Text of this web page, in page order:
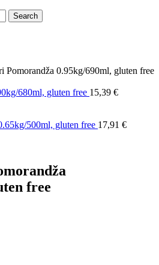
Search
Pomorandža 0.95kg/690ml, gluten free
680ml, gluten free 15,39 €
500ml, gluten free 17,91 €
free